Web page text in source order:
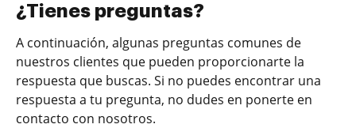
¿Tienes preguntas?
A continuación, algunas preguntas comunes de
nuestros clientes que pueden proporcionarte la
respuesta que buscas. Si no puedes encontrar una
respuesta a tu pregunta, no dudes en ponerte en
contacto con nosotros.